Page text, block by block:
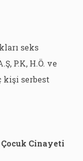
seks
P.K, H.Ö. ve
kişi serbest
Çocuk Cinayeti